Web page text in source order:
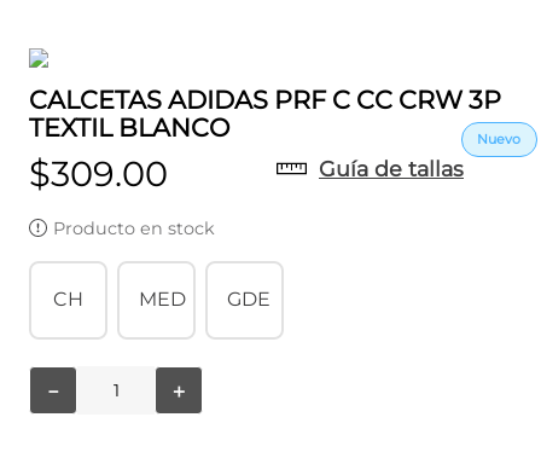
CALCETAS ADIDAS PRF C CC CRW 3P
TEXTIL BLANCO
$309.00 Guía de tallas
Producto en stock
CH MED GDE
＋
－